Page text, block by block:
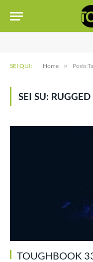
SEI QUI: Home » Posts
SEI SU: RUGGED
TOUGHBOOK